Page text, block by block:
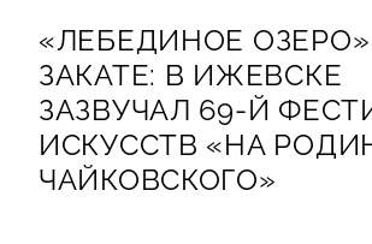
«ЛЕБЕДИНОЕ
ЗАКАТЕ: В ИЖЕВСКЕ
ЗАЗВУЧАЛ 69-Й
ИСКУССТВ «НА
ЧАЙКОВСКОГО»